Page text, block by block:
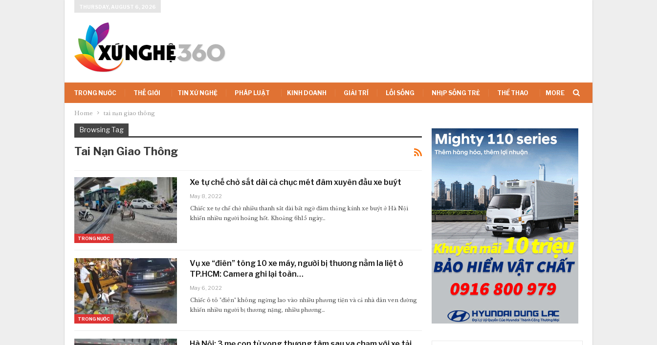
THURSDAY, AUGUST 6, 2026
TRONG NƯỚC THẾ GIỚI TIN XỨ NGHỆ PHÁP LUẬT KINH DOANH GIẢI TRÍ LỐI SỐNG NHỊP SỐNG TRẺ THỂ THAO MORE
Home tai nạn giao thông
Browsing Tag
Tai Nạn Giao Thông
TRONG NƯỚC
Xe tự chế chở sắt dài cả chục mét đâm xuyên đầu xe buýt
May 8, 2022
Chiếc xe tự chế chở nhiều thanh sắt dài bất ngờ đâm thủng kính xe buýt ở Hà Nội
khiến nhiều người hoảng hốt. Khoảng 6h15 ngày…
TRONG NƯỚC
Vụ xe “điên” tông 10 xe máy, người bị thương nằm la liệt ở
TP.HCM: Camera ghi lại toàn…
May 6, 2022
Chiếc ô tô "điên" không ngừng lao vào nhiều phương tiện và cả nhà dân ven đường
khiến nhiều người bị thương nặng, nhiều phương…